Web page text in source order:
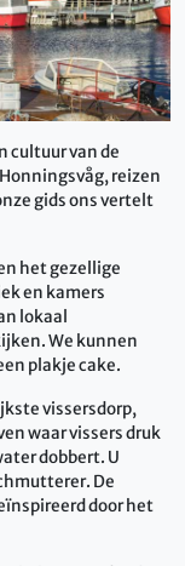
cultuur van de
reizen
gids ons vertelt
het gezellige
en kamers
lokaal
We kunnen
plakje cake.
vissersdorp,
waar vissers druk
dobbert. U
De
door het